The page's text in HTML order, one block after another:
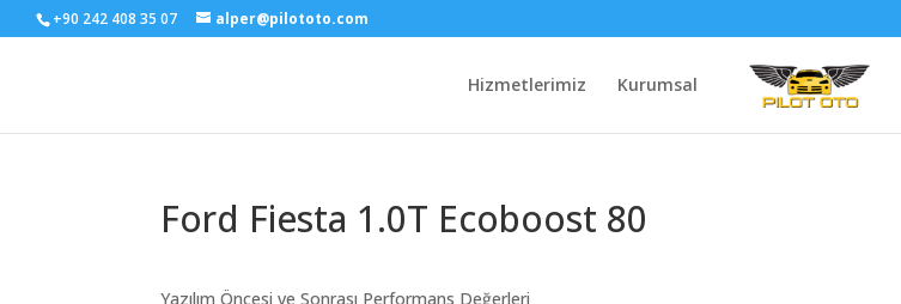
+90 242 408 35 07 alper@pilototo.com
Hizmetlerimiz Kurumsal
Ford Fiesta 1.0T Ecoboost 80
Yazılım Öncesi ve Sonrası Performans Değerleri